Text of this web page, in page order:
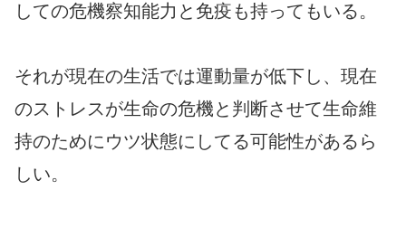
しての危機察知能力と免疫も持ってもいる。
それが現在の生活では運動量が低下し、現在
のストレスが生命の危機と判断させて生命維
持のためにウツ状態にしてる可能性があるら
しい。